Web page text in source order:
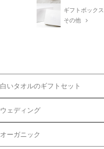
ギフトボックス
その他
白いタオルのギフトセット
ウェディング
オーガニック